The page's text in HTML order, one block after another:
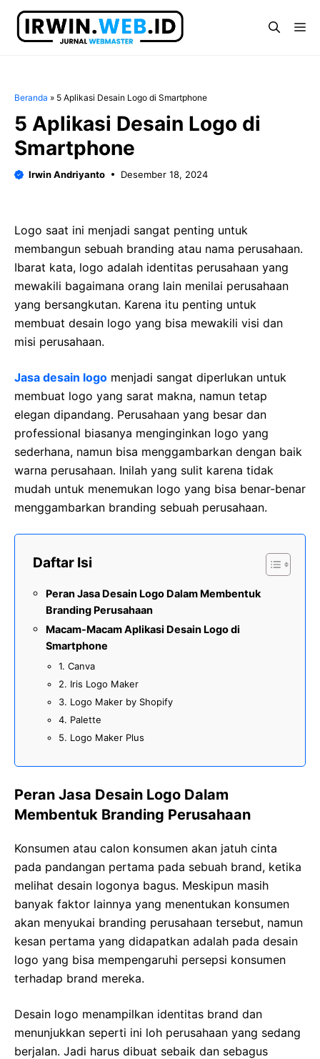
Langsung
Beranda » 5 Aplikasi Desain Logo di Smartphone
5 Aplikasi Desain Logo di
Smartphone
Irwin Andriyanto Desember 18, 2024
Logo saat ini menjadi sangat penting untuk
membangun sebuah branding atau nama perusahaan.
Ibarat kata, logo adalah identitas perusahaan yang
mewakili bagaimana orang lain menilai perusahaan
yang bersangkutan. Karena itu penting untuk
membuat desain logo yang bisa mewakili visi dan
misi perusahaan.
Jasa desain logo menjadi sangat diperlukan untuk
membuat logo yang sarat makna, namun tetap
elegan dipandang. Perusahaan yang besar dan
professional biasanya menginginkan logo yang
sederhana, namun bisa menggambarkan dengan baik
warna perusahaan. Inilah yang sulit karena tidak
mudah untuk menemukan logo yang bisa benar-benar
menggambarkan branding sebuah perusahaan.
Daftar Isi
Peran Jasa Desain Logo Dalam Membentuk
Branding Perusahaan
Macam-Macam Aplikasi Desain Logo di
Smartphone
1. Canva
2. Iris Logo Maker
3. Logo Maker by Shopify
4. Palette
5. Logo Maker Plus
Peran Jasa Desain Logo Dalam
Membentuk Branding Perusahaan
Konsumen atau calon konsumen akan jatuh cinta
pada pandangan pertama pada sebuah brand, ketika
melihat desain logonya bagus. Meskipun masih
banyak faktor lainnya yang menentukan konsumen
akan menyukai branding perusahaan tersebut, namun
kesan pertama yang didapatkan adalah pada desain
logo yang bisa mempengaruhi persepsi konsumen
terhadap brand mereka.
Desain logo menampilkan identitas brand dan
menunjukkan seperti ini loh perusahaan yang sedang
berjalan. Jadi harus dibuat sebaik dan sebagus